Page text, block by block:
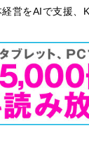
経営をAIで支援